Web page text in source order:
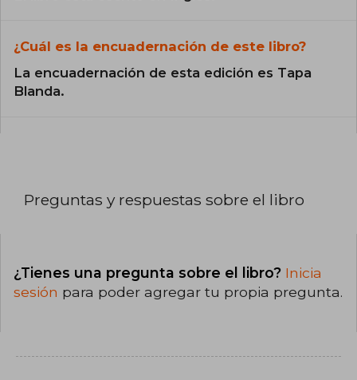
¿Cuál es la encuadernación de este libro?
La encuadernación de esta edición es Tapa
Blanda.
Preguntas y respuestas sobre el libro
¿Tienes una pregunta sobre el libro? Inicia
sesión para poder agregar tu propia pregunta.